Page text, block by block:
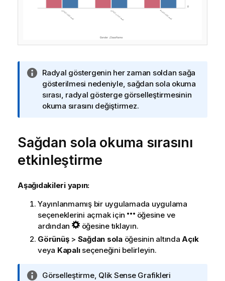
B
i
l
g
o
t
u
Radyal göstergenin her zaman soldan sağa
gösterilmesi nedeniyle, sağdan sola okuma
sırası, radyal gösterge görselleştirmesinin
okuma sırasını değiştirmez.
Sağdan sola okuma sırasını
etkinleştirme
Aşağıdakileri yapın:
Yayınlanmamış bir uygulamada uygulama
seçeneklerini açmak için
öğesine ve
ardından
öğesine tıklayın.
Görünüş> Sağdan solaöğesinin altındaAçık
veya Kapalıseçeneğini belirleyin.
B
Görselleştirme, Qlik SenseGrafikleri